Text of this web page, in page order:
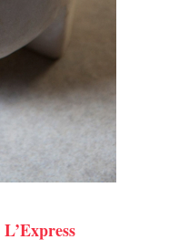
L’Express